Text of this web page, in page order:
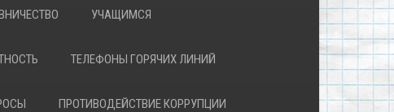
УЧАЩИМСЯ
ТЕЛЕФОНЫ ГОРЯЧИХ ЛИНИЙ
ПРОТИВОДЕЙСТВИЕ КОРРУПЦИИ